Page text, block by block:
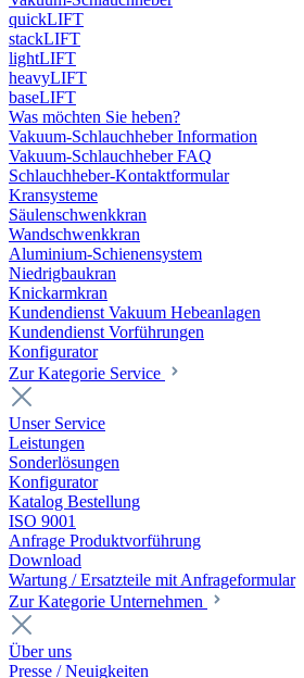
quickLIFT
stackLIFT
lightLIFT
heavyLIFT
baseLIFT
Was möchten Sie heben?
Vakuum-Schlauchheber Information
Vakuum-Schlauchheber FAQ
Schlauchheber-Kontaktformular
Kransysteme
Säulenschwenkkran
Wandschwenkkran
Aluminium-Schienensystem
Niedrigbaukran
Knickarmkran
Kundendienst Vakuum Hebeanlagen
Kundendienst Vorführungen
Konfigurator
Zur Kategorie Service
Unser Service
Leistungen
Sonderlösungen
Konfigurator
Katalog Bestellung
ISO 9001
Anfrage Produktvorführung
Download
Wartung / Ersatzteile mit Anfrageformular
Zur Kategorie Unternehmen
Über uns
Presse / Neuigkeiten